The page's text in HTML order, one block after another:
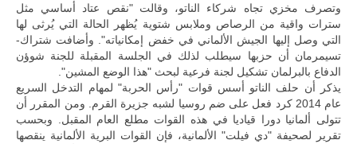
وتصرف مخزي تجاه شركاء الناتو، وقالت "نقص عتاد أساسي مثل
سترات واقية من الرصاص وملابس شتوية يُظهر الحالة التي يُرثى لها
التي وصل إليها الجيش الألماني في خفض إمكانياته". وأضافت شتراك-
تسيمرمان أن حزبها سيطلب لذلك في الجلسة المقبلة للجنة شوؤن
الدفاع بالبرلمان تشكيل لجنة فرعية لبحث "هذا الوضع المشين".
يذكر أن حلف الناتو أسس قوات "رأس الحربة" لمهام التدخل السريع
عام 2014 كرد فعل على ضم روسيا لشبه جزيرة القرم. ومن المقرر أن
تتولى ألمانيا دورا قياديا في هذه القوات مطلع العام المقبل. وبحسب
تقرير لصحيفة "دي فيلت" الألمانية، فإن القوات البرية الألمانية ينقصها